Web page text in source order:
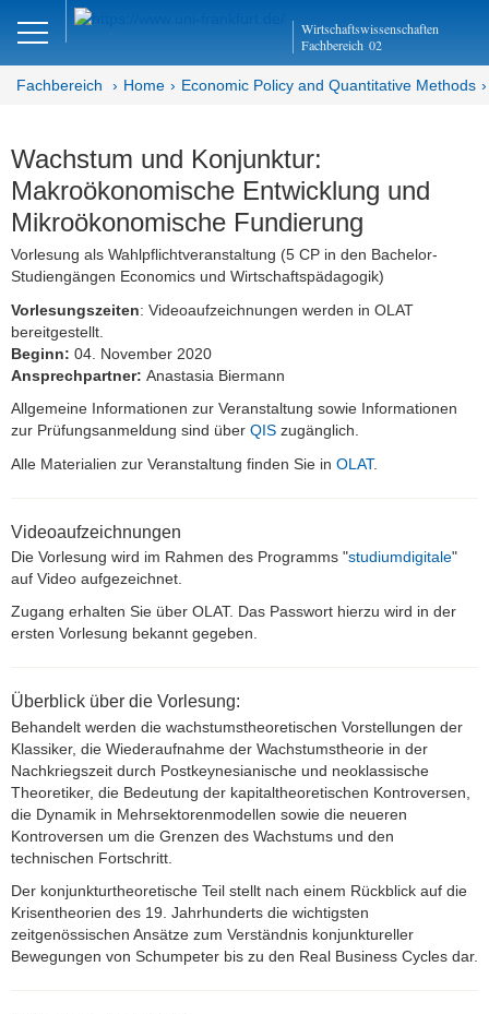
Wirtschaftswissenschaften
Fachbereich 02
DE Close
Economic Policy and
Quantitative Methods
Home
Aktuell
Prof. Dr. Dres. h.c. Bertram Schefold
Lehre
Aktuelles Semester
Vorlesungen
General Equilibrium Theory
Wachstum und Konjunktur
Einführung in die VWL
Seminare
Abschlussarbeiten
Forschung
Ehemalige
Links
Fachbereich Home Economic Policy and Quantitative Methods
Wachstum und Konjunktur:
Makroökonomische Entwicklung und
Mikroökonomische Fundierung
Vorlesung als Wahlpflichtveranstaltung (5 CP in den Bachelor-
Studiengängen Economics und Wirtschaftspädagogik)
Vorlesungszeiten: Videoaufzeichnungen werden in OLAT
bereitgestellt.
Beginn: 04. November 2020
Ansprechpartner: Anastasia Biermann
Allgemeine Informationen zur Veranstaltung sowie Informationen
zur Prüfungsanmeldung sind über QIS zugänglich.
Alle Materialien zur Veranstaltung finden Sie in OLAT.
Videoaufzeichnungen
Die Vorlesung wird im Rahmen des Programms "studiumdigitale"
auf Video aufgezeichnet.
Zugang erhalten Sie über OLAT. Das Passwort hierzu wird in der
ersten Vorlesung bekannt gegeben.
Überblick über die Vorlesung:
Behandelt werden die wachstumstheoretischen Vorstellungen der
Klassiker, die Wiederaufnahme der Wachstumstheorie in der
Nachkriegszeit durch Postkeynesianische und neoklassische
Theoretiker, die Bedeutung der kapitaltheoretischen Kontroversen,
die Dynamik in Mehrsektorenmodellen sowie die neueren
Kontroversen um die Grenzen des Wachstums und den
technischen Fortschritt.
Der konjunkturtheoretische Teil stellt nach einem Rückblick auf die
Krisentheorien des 19. Jahrhunderts die wichtigsten
zeitgenössischen Ansätze zum Verständnis konjunktureller
Bewegungen von Schumpeter bis zu den Real Business Cycles dar.